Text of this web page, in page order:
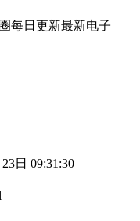
每日更新最新电子
日 09:31:30